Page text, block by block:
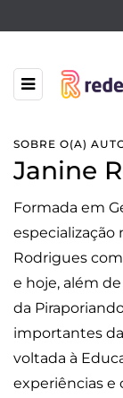
SOBRE O(A)
Janine
Formada em
especialização
Rodrigues
e hoje, além
da
importantes
voltada à
experiências e